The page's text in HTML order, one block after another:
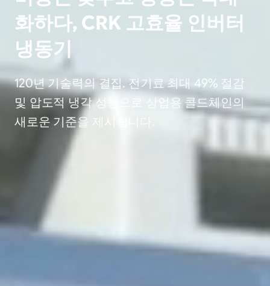
화하다, CRK 고효율 인버터
냉동기
120년 기술력의 결집. 전기료 최대 49% 절감
및 압도적 냉각 성능으로 상업용 콜드체인의
새로운 기준을 제시합니다.